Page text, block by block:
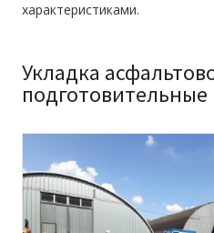
характеристиками.
Укладка